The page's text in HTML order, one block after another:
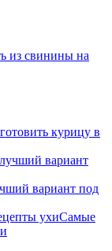
из свинины на
курицу в
вариант под
Самые